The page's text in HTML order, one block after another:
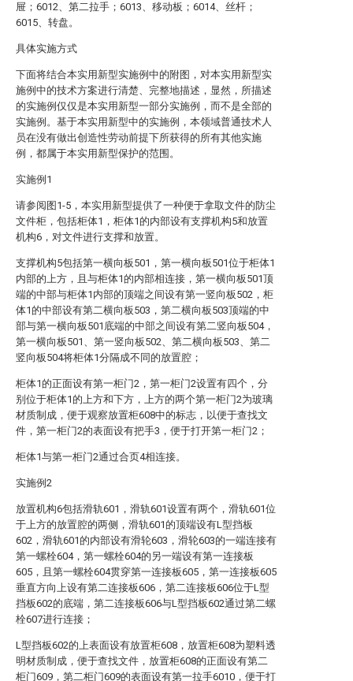
屉；6012、第二拉手；6013、移动板；6014、丝杆；
6015、转盘。
具体实施方式
下面将结合本实用新型实施例中的附图，对本实用新型实
施例中的技术方案进行清楚、完整地描述，显然，所描述
的实施例仅仅是本实用新型一部分实施例，而不是全部的
实施例。基于本实用新型中的实施例，本领域普通技术人
员在没有做出创造性劳动前提下所获得的所有其他实施
例，都属于本实用新型保护的范围。
实施例1
请参阅图1-5，本实用新型提供了一种便于拿取文件的防尘
文件柜，包括柜体1，柜体1的内部设有支撑机构5和放置
机构6，对文件进行支撑和放置。
支撑机构5包括第一横向板501，第一横向板501位于柜体1
内部的上方，且与柜体1的内部相连接，第一横向板501顶
端的中部与柜体1内部的顶端之间设有第一竖向板502，柜
体1的中部设有第二横向板503，第二横向板503顶端的中
部与第一横向板501底端的中部之间设有第二竖向板504，
第一横向板501、第一竖向板502、第二横向板503、第二
竖向板504将柜体1分隔成不同的放置腔；
柜体1的正面设有第一柜门2，第一柜门2设置有四个，分
别位于柜体1的上方和下方，上方的两个第一柜门2为玻璃
材质制成，便于观察放置柜608中的标志，以便于查找文
件，第一柜门2的表面设有把手3，便于打开第一柜门2；
柜体1与第一柜门2通过合页4相连接。
实施例2
放置机构6包括滑轨601，滑轨601设置有两个，滑轨601位
于上方的放置腔的两侧，滑轨601的顶端设有L型挡板
602，滑轨601的内部设有滑轮603，滑轮603的一端连接有
第一螺栓604，第一螺栓604的另一端设有第一连接板
605，且第一螺栓604贯穿第一连接板605，第一连接板605
垂直方向上设有第二连接板606，第二连接板606位于L型
挡板602的底端，第二连接板606与L型挡板602通过第二螺
栓607进行连接；
L型挡板602的上表面设有放置柜608，放置柜608为塑料透
明材质制成，便于查找文件，放置柜608的正面设有第二
柜门609，第二柜门609的表面设有第一拉手6010，便于打